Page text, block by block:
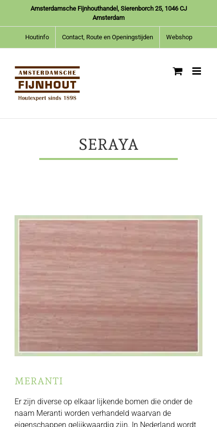
inhoud
Amsterdamsche Fijnhouthandel, Sierenborch 25, 1046 CJ
Amsterdam
Houtinfo Contact, Route en Openingstijden Webshop
SERAYA
MERANTI
Er zijn diverse op elkaar lijkende bomen die onder de
naam Meranti worden verhandeld waarvan de
eigenschappen gelijkwaardig zijn. In Nederland wordt